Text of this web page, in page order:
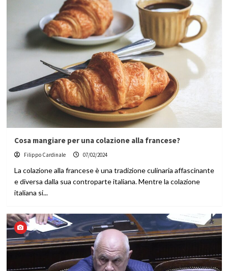
Cosa mangiare per una colazione alla francese?
Filippo Cardinale 07/02/2024
La colazione alla francese è una tradizione culinaria affascinante
e diversa dalla sua controparte italiana. Mentre la colazione
italiana si...